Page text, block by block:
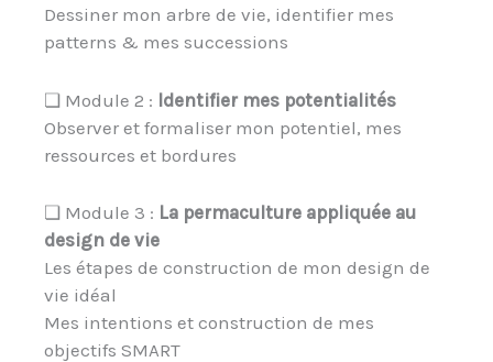
Dessiner mon arbre de vie, identifier mes
patterns & mes successions
❏ Module 2 : Identifier mes potentialités
Observer et formaliser mon potentiel, mes
ressources et bordures
❏ Module 3 : La permaculture appliquée au
design de vie
Les étapes de construction de mon design de
vie idéal
Mes intentions et construction de mes
objectifs SMART